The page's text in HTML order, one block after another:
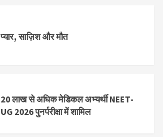
प्यार, साज़िश और मौत
20 लाख से अधिक मेडिकल अभ्यर्थी NEET-
UG 2026 पुनर्परीक्षा में शामिल